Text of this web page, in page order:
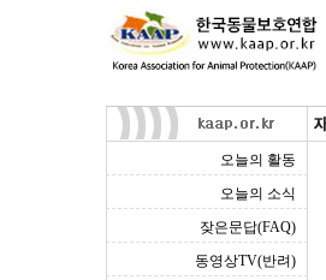
오늘의 활동
오늘의 소식
잦은문답(FAQ)
동영상TV(반려)